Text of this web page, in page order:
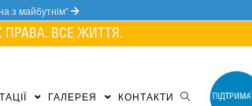
з майбутнім”
ВСЕ ЖИТТЯ.
ГАЛЕРЕЯ КОНТАКТИ